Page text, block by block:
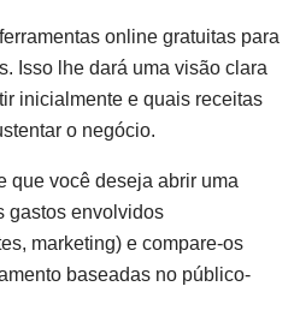
online gratuitas para
Isso lhe dará uma visão clara
inicialmente e quais receitas
o negócio.
que você deseja abrir uma
gastos envolvidos
marketing) e compare-os
baseadas no público-